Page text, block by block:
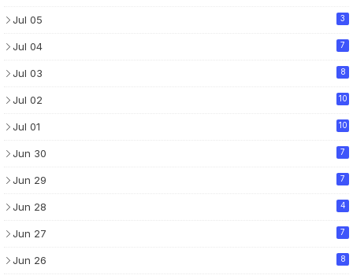
Jul 05 3
Jul 04 7
Jul 03 8
Jul 02 10
Jul 01 10
Jun 30 7
Jun 29 7
Jun 28 4
Jun 27 7
Jun 26 8